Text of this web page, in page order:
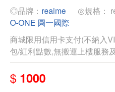
◎品牌： realme ◎規格：
O-ONE 圓一國際
商城限用信用卡支付(不納入
包/紅利點數,無搬運上樓服務
$ 1000